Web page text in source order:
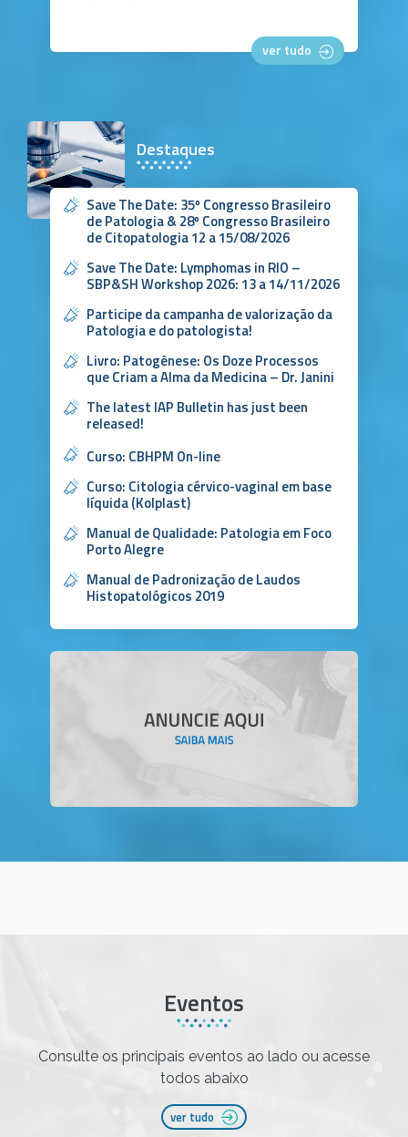
ver tudo
Destaques
Save The Date: 35º Congresso Brasileiro
de Patologia & 28º Congresso Brasileiro
de Citopatologia 12 a 15/08/2026
Save The Date: Lymphomas in RIO –
SBP&SH Workshop 2026: 13 a 14/11/2026
Participe da campanha de valorização da
Patologia e do patologista!
Livro: Patogênese: Os Doze Processos
que Criam a Alma da Medicina – Dr. Janini
The latest IAP Bulletin has just been
released!
Curso: CBHPM On-line
Curso: Citologia cérvico-vaginal em base
líquida (Kolplast)
Manual de Qualidade: Patologia em Foco
Porto Alegre
Manual de Padronização de Laudos
Histopatológicos 2019
Eventos
Consulte os principais eventos ao lado ou acesse
todos abaixo
ver tudo